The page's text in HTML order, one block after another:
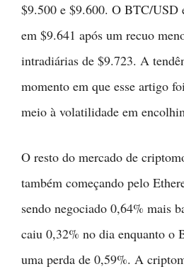
$9.500 e $9.600. O BTC/USD
em $9.641 após um recuo
intradiárias de $9.723. A
momento em que esse artigo
meio à volatilidade em
O resto do mercado de
também começando pelo
sendo negociado 0,64% mais
caiu 0,32% no dia enquanto o
uma perda de 0,59%. A